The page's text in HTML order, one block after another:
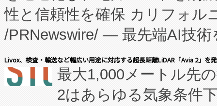
に、患者やサプライチェーン
キー方式で拡張性が高く、持
す。FCCM‑を活用した現地生
患者にとっての費用負担を大
のアクセスを大幅に拡大する
性と信頼性を確保 カリフォル
/PRNewswire/ — 最先端AI技術
会社エーアイ・アンド：本社
President原信平）と、エンタ
ードするVoltaiqは、日本にあ
Livox、検査・輸送など幅広い用途に対応する超長距離LiDAR「Avia 2」を
最大1,000メートル先
2はあらゆる気象条件